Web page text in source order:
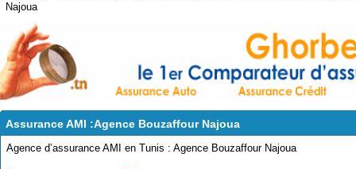
Najoua
Assurance AMI :Agence Bouzaffour Najoua
Agence d’assurance AMI en Tunis : Agence Bouzaffour Najoua